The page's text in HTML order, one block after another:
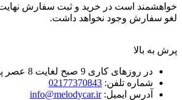
خواهشمند است در خرید و ثبت سفارش
لغو سفارش وجود نخواهد داشت.
پرش به بالا
در روزهای کاری 9 صبح لغایت 8 عصر پاسخگوی شما عزیزان هستیم.
شماره تلفن: 02177370843
آدرس ایمیل:info@melodycar.ir